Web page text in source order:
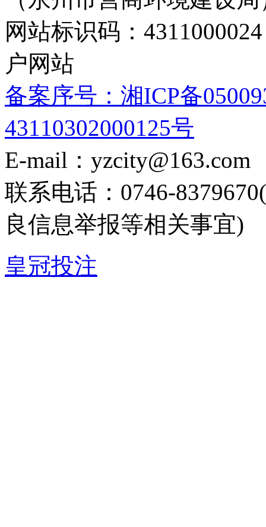
网站标识码：
户网站
备案序号：湘ICP备
43110302000125号
E-mail：yzcity@163.com
联系电话：0746-
良信息举报等相关事宜)
皇冠投注